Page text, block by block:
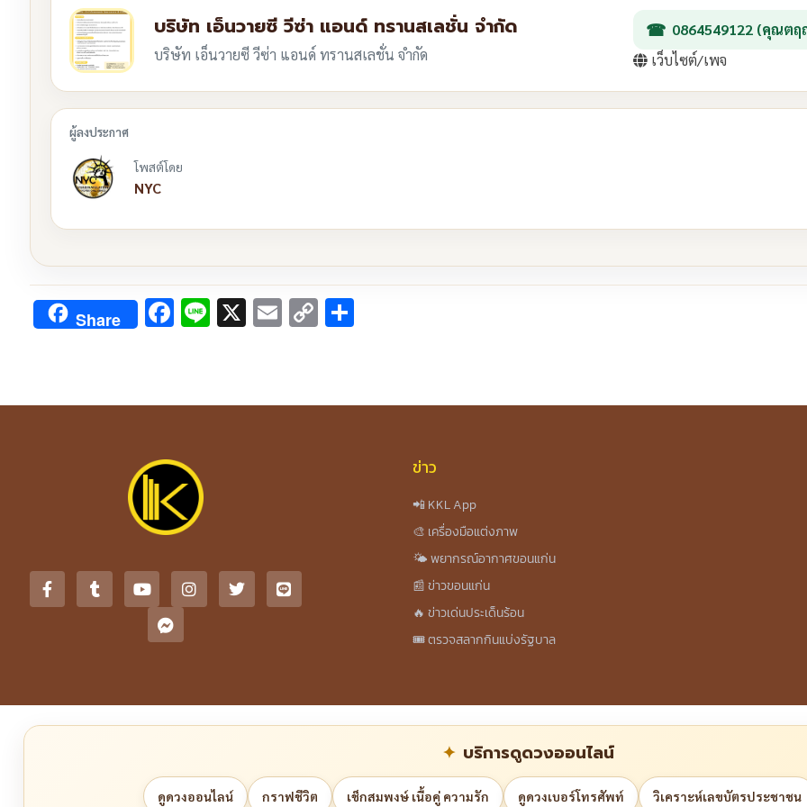
บริษัท เอ็นวายซี วีซ่า แอนด์ ทรานสเลชั่น จำกัด
บริษัท เอ็นวายซี วีซ่า แอนด์ ทรานสเลชั่น จำกัด
0864549122 (คุณต
เว็บไซต์/เพจ
โพสต์โดย
NYC
Share Facebook
Line
X Email
Copy
ข่าว
📲 KKL App
🎨 เครื่องมือแต่งภาพ
🌤️ พยากรณ์อากาศขอนแก่น
📰 ข่าวขอนแก่น
🔥 ข่าวเด่นประเด็นร้อน
🎟️ ตรวจสลากกินแบ่งรัฐบาล
บริการดูดวงออนไลน์
ดูดวงออนไลน์ กราฟชีวิต เช็กสมพงษ์ เนื้อคู่ ความรัก ดูดวงเบอร์โทรศัพท์ วิเคราะห์เลขบัตรประชาชน